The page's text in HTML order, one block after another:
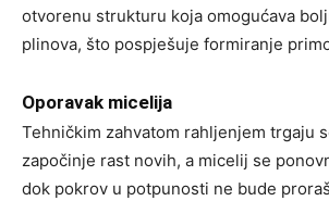
otvorenu strukturu koja omogućava
plinova, što pospješuje formiranje
Oporavak micelija
Tehničkim zahvatom rahljenjem trgaju
započinje rast novih, a micelij se
dok pokrov u potpunosti ne bude